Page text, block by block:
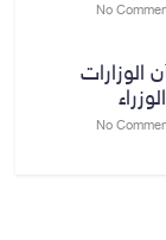
No
الوزارات
No
تعتمد شركة